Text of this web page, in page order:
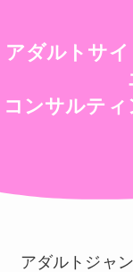
アダルトサ
コンサルテ
アダルトジャ